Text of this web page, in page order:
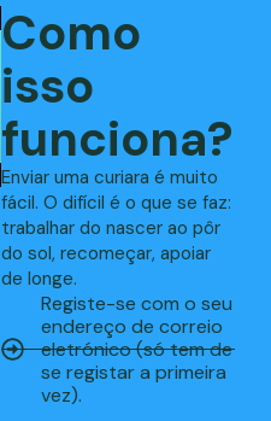
Como
isso
funciona?
Enviar uma curiara é muito
fácil. O difícil é o que se faz:
trabalhar do nascer ao pôr
do sol, recomeçar, apoiar
de longe.
Registe-se com o seu
endereço de correio
eletrónico (só tem de
se registar a primeira
vez).